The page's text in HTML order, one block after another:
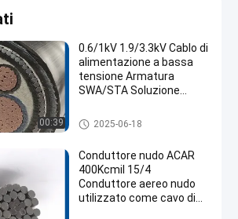
00:39
0.6/1kV 1.9/3.3kV Cablo di
alimentazione a bassa
tensione Armatura
SWA/STA Soluzione
protezione elettrica
interna / esterna
Cavo di alimentazione a bass
a tensione
2025-06-18
Conduttore nudo ACAR
400Kcmil 15/4
Conduttore aereo nudo
utilizzato come cavo di